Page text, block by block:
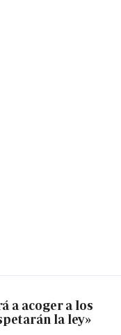
a acoger a los
la ley»